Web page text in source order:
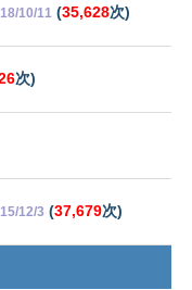
10/11 (35,628次)
次)
12/3 (37,679次)